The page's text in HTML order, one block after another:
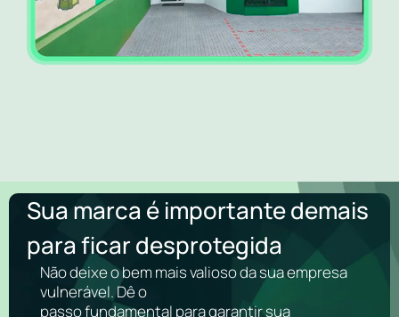
Sua marca é importante demais
para ficar desprotegida
Não deixe o bem mais valioso da sua empresa
vulnerável. Dê o
passo fundamental para garantir sua